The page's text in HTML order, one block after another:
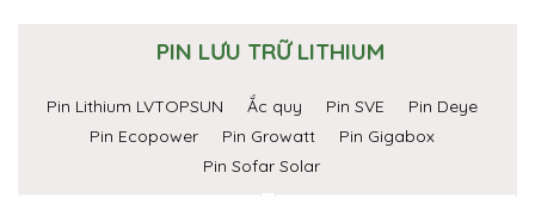
PIN LƯU TRỮ LITHIUM
Pin Lithium LVTOPSUN Ắc quy Pin SVE
Pin Deye
Pin Ecopower
Pin Growatt
Pin Gigabox
Pin Sofar Solar